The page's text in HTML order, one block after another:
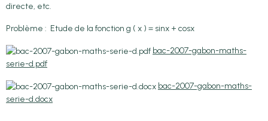
directe, etc.
Problème : Etude de la fonction g ( x ) = sinx + cosx
bac-2007-gabon-maths-
serie-d.pdf
bac-2007-gabon-maths-
serie-d.docx